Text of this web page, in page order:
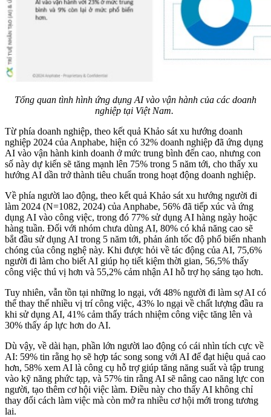
Tổng quan tình hình ứng dụng AI vào vận hành của các doanh
nghiệp tại Việt Nam.
Từ phía doanh nghiệp, theo kết quả Khảo sát xu hướng doanh
nghiệp 2024 của Anphabe, hiện có 32% doanh nghiệp đã ứng dụng
AI vào vận hành kinh doanh ở mức trung bình đến cao, nhưng con
số này dự kiến sẽ tăng mạnh lên 75% trong 5 năm tới, cho thấy xu
hướng AI dần trở thành tiêu chuẩn trong hoạt động doanh nghiệp.
Về phía người lao động, theo kết quả Khảo sát xu hướng người đi
làm 2024 (N=1082, 2024) của Anphabe, 56% đã tiếp xúc và ứng
dụng AI vào công việc, trong đó 77% sử dụng AI hàng ngày hoặc
hàng tuần. Đối với nhóm chưa dùng AI, 80% có khả năng cao sẽ
bắt đầu sử dụng AI trong 5 năm tới, phản ánh tốc độ phổ biến nhanh
chóng của công nghệ này. Khi được hỏi về tác động của AI, 75,6%
người đi làm cho biết AI giúp họ tiết kiệm thời gian, 56,5% thấy
công việc thú vị hơn và 55,2% cảm nhận AI hỗ trợ họ sáng tạo hơn.
Tuy nhiên, vẫn tồn tại những lo ngại, với 48% người đi làm sợ AI có
thể thay thế nhiều vị trí công việc, 43% lo ngại về chất lượng đầu ra
khi sử dụng AI, 41% cảm thấy trách nhiệm công việc tăng lên và
30% thấy áp lực hơn do AI.
Dù vậy, về dài hạn, phần lớn người lao động có cái nhìn tích cực về
AI: 59% tin rằng họ sẽ hợp tác song song với AI để đạt hiệu quả cao
hơn, 58% xem AI là công cụ hỗ trợ giúp tăng năng suất và tập trung
vào kỹ năng phức tạp, và 57% tin rằng AI sẽ nâng cao năng lực con
người, tạo thêm cơ hội việc làm. Điều này cho thấy AI không chỉ
thay đổi cách làm việc mà còn mở ra nhiều cơ hội mới trong tương
lai.